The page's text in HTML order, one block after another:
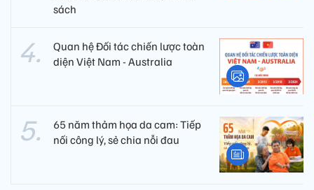
sách
Quan hệ Đối tác chiến lược toàn
diện Việt Nam - Australia
65 năm thảm họa da cam: Tiếp
nối công lý, sẻ chia nỗi đau